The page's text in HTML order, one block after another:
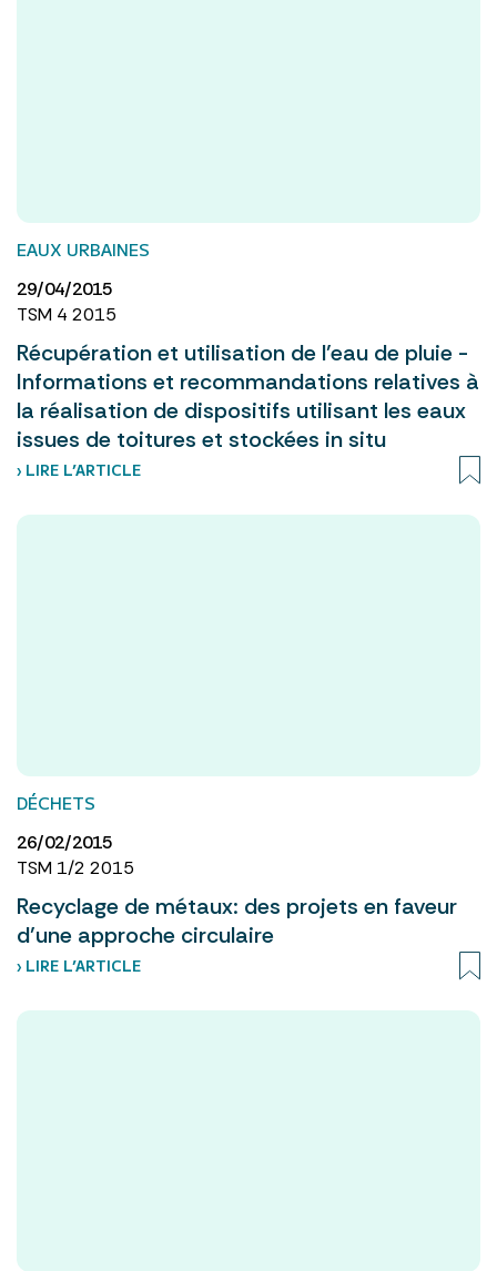
EAUX URBAINES
29/04/2015
TSM 4 2015
Récupération et utilisation de l’eau de pluie -
Informations et recommandations relatives à
la réalisation de dispositifs utilisant les eaux
issues de toitures et stockées in situ
› LIRE L’ARTICLE
DÉCHETS
26/02/2015
TSM 1/2 2015
Recyclage de métaux: des projets en faveur
d’une approche circulaire
› LIRE L’ARTICLE